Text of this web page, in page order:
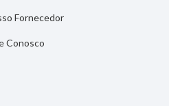
Fornecedor
Conosco